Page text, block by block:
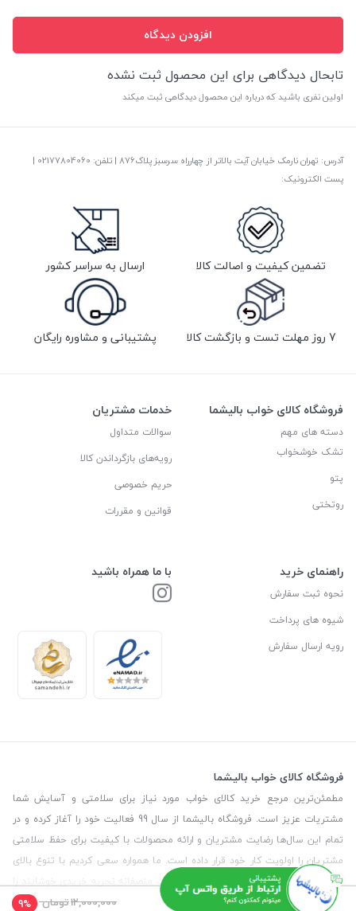
افزودن دیدگاه
تابحال دیدگاهی برای این محصول ثبت نشده
اولین نفری باشید که درباره این محصول دیدگاهی ثبت میکند
12,000,000تومان 9%
آدرس: تهران نارمک خیابان آیت بالاتر از چهارراه سرسبز پلاک876 | تلفن: ‎02177804060 |
پست الکترونیک:
تضمین کیفیت و اصالت کالا ارسال به سراسر کشور
7 روز مهلت تست و بازگشت کالا پشتیبانی و مشاوره رایگان
فروشگاه کالای خواب بالیشما
دسته های مهم
تشک خوشخواب
پتو
روتختی
خدمات مشتریان
سوالات متداول
رویه‌های بازگرداندن کالا
حریم خصوصی
قوانین و مقررات
راهنمای خرید
نحوه ثبت سفارش
شیوه های پرداخت
رویه ارسال سفارش
با ما همراه باشید
فروشگاه کالای خواب بالیشما
مطمئن‌ترین مرجع خرید کالای خواب مورد نیاز برای سلامتی و آسایش شما
مشتریات عزیز است. فروشگاه بالیشما از سال 99 فعالیت خود را آغاز کرده و در
تمام این سال‌ها رضایت مشتریان و ارائه محصولات با کیفیت برای حفظ سلامتی
مشتریان را اولویت کار خود قرار داده است. ما همواره سعی کردیم با تنوع بالای
محصولات و اطمینان از اصالت کالاها و قیمت منصفانه تجربه خریدی خوشایند را
برای مشتریان رقم بزنیم. همچنین برای دریافت مشاوره رایگان درمورد محصولات